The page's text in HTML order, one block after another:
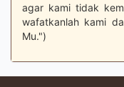
agar kami tidak
wafatkanlah kami
Mu.")